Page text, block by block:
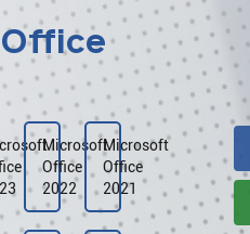
Microsoft
Office
2022
Microsoft
Office
2021